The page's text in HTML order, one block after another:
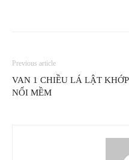
Previous article
VAN 1 CHIỀU LÁ LẬT KHỚP
NỐI MỀM